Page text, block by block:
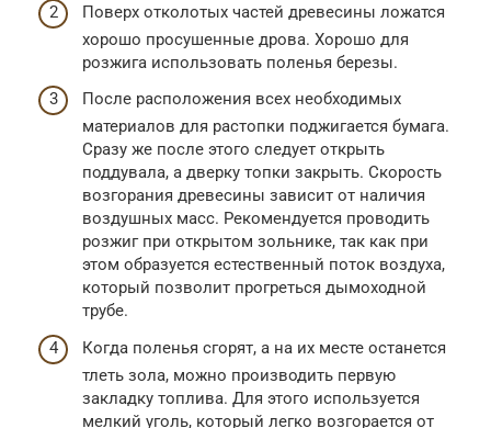
Поверх отколотых частей древесины ложатся
хорошо просушенные дрова. Хорошо для
розжига использовать поленья березы.
После расположения всех необходимых
материалов для растопки поджигается бумага.
Сразу же после этого следует открыть
поддувала, а дверку топки закрыть. Скорость
возгорания древесины зависит от наличия
воздушных масс. Рекомендуется проводить
розжиг при открытом зольнике, так как при
этом образуется естественный поток воздуха,
который позволит прогреться дымоходной
трубе.
Когда поленья сгорят, а на их месте останется
тлеть зола, можно производить первую
закладку топлива. Для этого используется
мелкий уголь, который легко возгорается от